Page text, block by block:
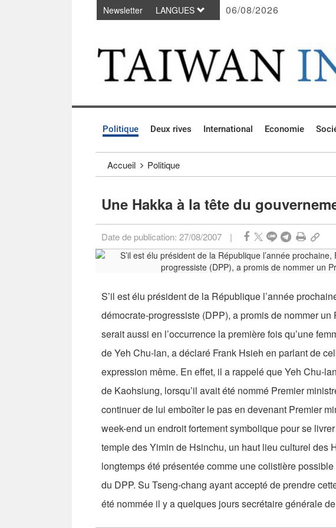
Passer au contenu principal
Newsletter LANGUES 06/08/2026
Politique Deux rives International Economie
Accueil Politique
Une Hakka à la tête du
Date de publication: 27/08/2007 |
S’il est élu président de la République l’année
démocrate-progressiste (DPP), a promis de nommer
serait aussi en l’occurrence la première fois qu’une
de Yeh Chu-lan, a déclaré Frank Hsieh en parlant de
expression même. En effet, il a rappelé que Yeh Chu-
de Kaohsiung, lorsqu’il avait été nommé Premier
continuer de lui emboîter le pas en devenant Premier
week-end un endroit fortement symbolique pour se
temple des Yimin de Hsinchu, un haut lieu culturel des
longtemps été présentée comme une colistière
du DPP. Su Tseng-chang ayant accepté de prendre
été nommée il y a quelques jours secrétaire générale